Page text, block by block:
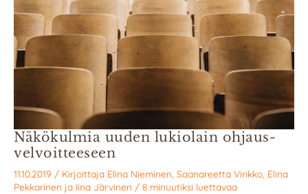
Näkökulmia uuden lukiolain ohjaus­
velvoitteeseen
11.10.2019 / Kirjoittaja Elina Nieminen Saanareetta Virikko Elina
Pekkarinen ja Iina Järvinen / 8 minuutiksi luettavaa